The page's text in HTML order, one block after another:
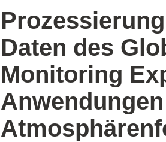
Daten des
Monitoring